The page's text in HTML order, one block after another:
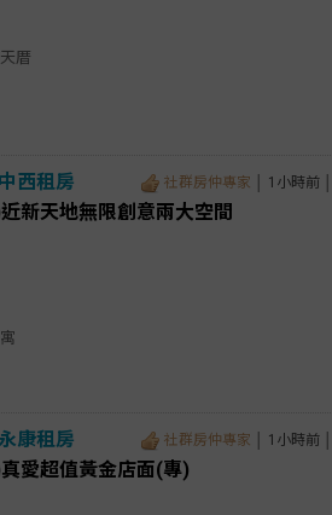
厝
中西租房 社群房仲專家 │ 1小時前
新天地無限創意兩大空間
康租房 社群房仲專家 │ 1小時前
愛超值黃金店面(專)